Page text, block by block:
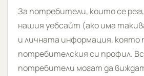
За потребители, които се
нашия уебсайт (ако има
и личната информация, която
потребителския си профил.
потребители могат да